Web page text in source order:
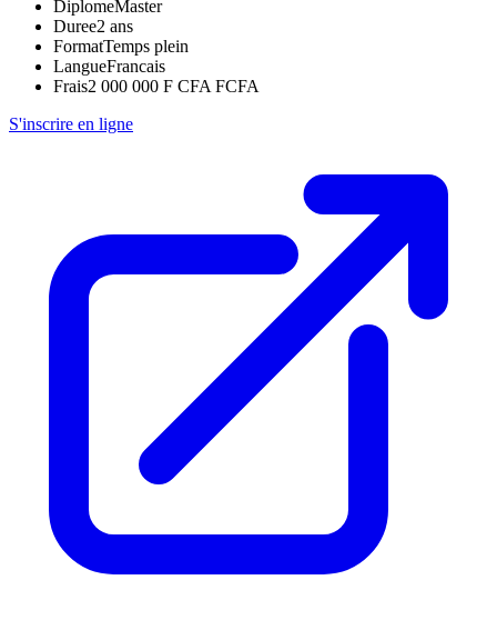
DiplomeMaster
Duree2 ans
FormatTemps plein
LangueFrancais
Frais2 000 000 F CFA FCFA
S'inscrire en ligne